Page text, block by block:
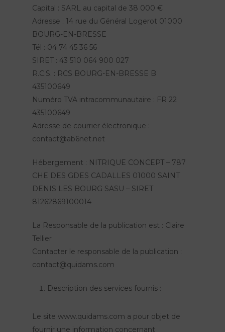
Capital : SARL au capital de 38 000 €
Adresse : 14 rue du Général Logerot 01000
BOURG-EN-BRESSE
Tél : 04 74 45 36 56
SIRET : 43 510 064 900 027
R.C.S. : RCS BOURG-EN-BRESSE B
435100649
Numéro TVA intracommunautaire : FR 22
435100649
Adresse de courrier électronique :
contact@ab6net.net
Hébergement : NITRIQUE CONCEPT – 787
CHE DES GDES CADALLES 01000 SAINT
DENIS LES BOURG SASU – SIRET
81262869100014
La Responsable de la publication est : Claire
Tellier
Contacter le responsable de la publication :
contact@quidams.com
Description des services fournis :
Le site www.quidams.com a pour objet de
fournir une information concernant